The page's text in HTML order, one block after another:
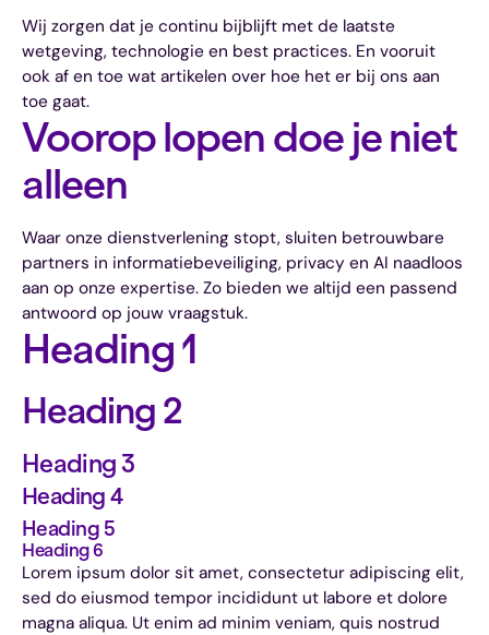
Wij zorgen dat je continu bijblijft met de laatste
wetgeving, technologie en best practices. En vooruit
ook af en toe wat artikelen over hoe het er bij ons aan
toe gaat.
Voorop lopen doe je niet
alleen
Waar onze dienstverlening stopt, sluiten betrouwbare
partners in informatiebeveiliging, privacy en AI naadloos
aan op onze expertise. Zo bieden we altijd een passend
antwoord op jouw vraagstuk.
Heading 1
Heading 2
Heading 3
Heading 4
Heading 5
Heading 6
Lorem ipsum dolor sit amet, consectetur adipiscing elit,
sed do eiusmod tempor incididunt ut labore et dolore
magna aliqua. Ut enim ad minim veniam, quis nostrud